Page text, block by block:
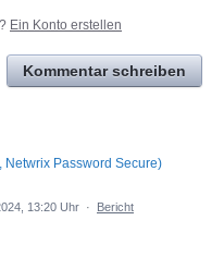
Ein Konto erstellen
Kommentar schreiben
Netwrix Password Secure)
13:20 Uhr · Bericht